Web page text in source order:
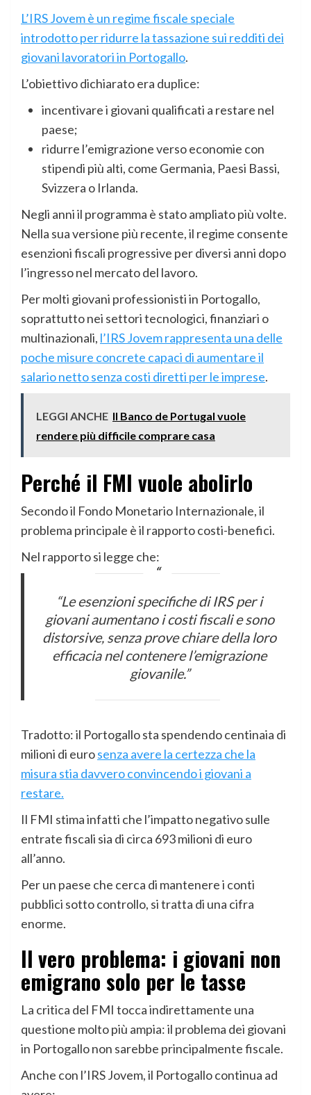
L’IRS Jovem è un regime fiscale speciale
introdotto per ridurre la tassazione sui redditi dei
giovani lavoratori in Portogallo.
L’obiettivo dichiarato era duplice:
incentivare i giovani qualificati a restare nel
paese;
ridurre l’emigrazione verso economie con
stipendi più alti, come Germania, Paesi Bassi,
Svizzera o Irlanda.
Negli anni il programma è stato ampliato più volte.
Nella sua versione più recente, il regime consente
esenzioni fiscali progressive per diversi anni dopo
l’ingresso nel mercato del lavoro.
Per molti giovani professionisti in Portogallo,
soprattutto nei settori tecnologici, finanziari o
multinazionali, l’IRS Jovem rappresenta una delle
poche misure concrete capaci di aumentare il
salario netto senza costi diretti per le imprese.
LEGGI ANCHE Il Banco de Portugal vuole
rendere più difficile comprare casa
Perché il FMI vuole abolirlo
Secondo il Fondo Monetario Internazionale, il
problema principale è il rapporto costi-benefici.
Nel rapporto si legge che:
“Le esenzioni specifiche di IRS per i
giovani aumentano i costi fiscali e sono
distorsive, senza prove chiare della loro
efficacia nel contenere l’emigrazione
giovanile.”
Tradotto: il Portogallo sta spendendo centinaia di
milioni di eurosenza avere la certezza che la
misura stia davvero convincendo i giovani a
restare.
Il FMI stima infatti che l’impatto negativo sulle
entrate fiscali sia di circa 693 milioni di euro
all’anno.
Per un paese che cerca di mantenere i conti
pubblici sotto controllo, si tratta di una cifra
enorme.
Il vero problema: i giovani non
emigrano solo per le tasse
La critica del FMI tocca indirettamente una
questione molto più ampia: il problema dei giovani
in Portogallo non sarebbe principalmente fiscale.
Anche con l’IRS Jovem, il Portogallo continua ad